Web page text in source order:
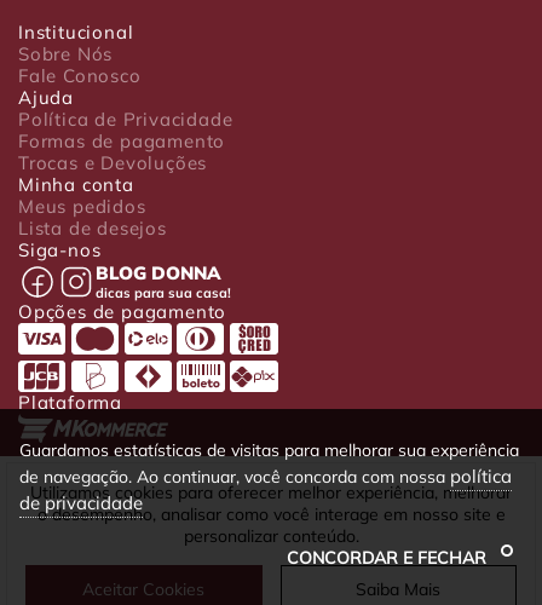
Institucional
Sobre Nós
Fale Conosco
Ajuda
Política de Privacidade
Formas de pagamento
Trocas e Devoluções
Minha conta
Meus pedidos
Lista de desejos
Siga-nos
BLOG DONNA
dicas para sua casa!
Opções de pagamento
Plataforma
Luxo Comércio de Presentes Ltda. Av. João Gualberto, 1758 - CEP
80030-001 - Curitiba - PR
CNPJ: 22.245.892/0001-23 - Inscrição Estadual 90699488-79 -
Utilizamos cookies para oferecer melhor experiência, melhorar
o desempenho, analisar como você interage em nosso site e
personalizar conteúdo.
Aceitar Cookies Saiba Mais
Guardamos estatísticas de visitas para melhorar sua experiência
de navegação. Ao continuar, você concorda com nossa política
de privacidade
CONCORDAR E FECHAR